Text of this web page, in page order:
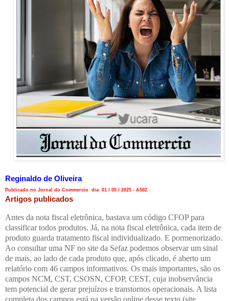
Reginaldo de Oliveira
Publicado no Jornal do Commercio dia 01 / 05 / 2025 - A502
Artigos publicados
Antes da nota fiscal eletrônica, bastava um código CFOP para
classificar todos produtos. Já, na nota fiscal eletrônica, cada item de
produto guarda tratamento fiscal individualizado. E pormenorizado.
Ao consultar uma NF no site da Sefaz podemos observar um sinal
de mais, ao lado de cada produto que, após clicado, é aberto um
relatório com 46 campos informativos. Os mais importantes, são os
campos NCM, CST, CSOSN, CFOP, CEST, cuja inobservância
tem potencial de gerar prejuízos e transtornos operacionais. A lista
completa dos campos está na versão online desse texto (site